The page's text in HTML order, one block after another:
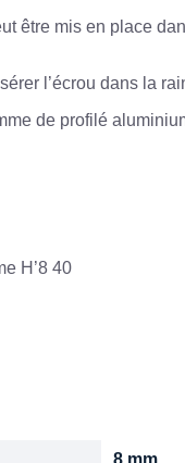
être mis en place
l’écrou dans la
de profilé
H’8 40